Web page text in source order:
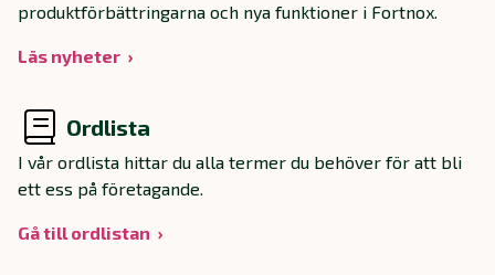
produktförbättringarna och nya funktioner i Fortnox.
Läs nyheter
Ordlista
I vår ordlista hittar du alla termer du behöver för att bli
ett ess på företagande.
Gå till ordlistan